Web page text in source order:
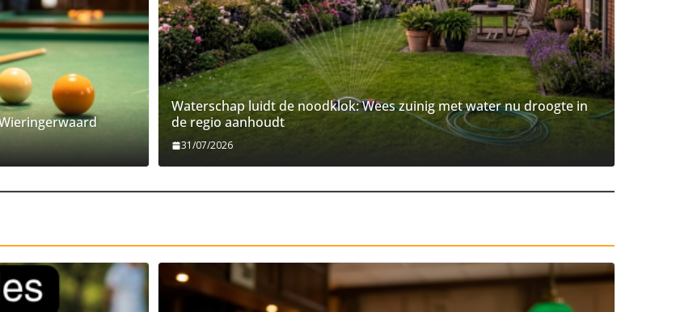
Waterschap luidt de noodklok: Wees zuinig met water nu droogte in
de regio aanhoudt
31/07/2026